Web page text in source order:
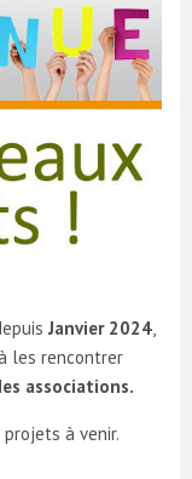
Janvier 2024,
les rencontrer
associations.
à venir.